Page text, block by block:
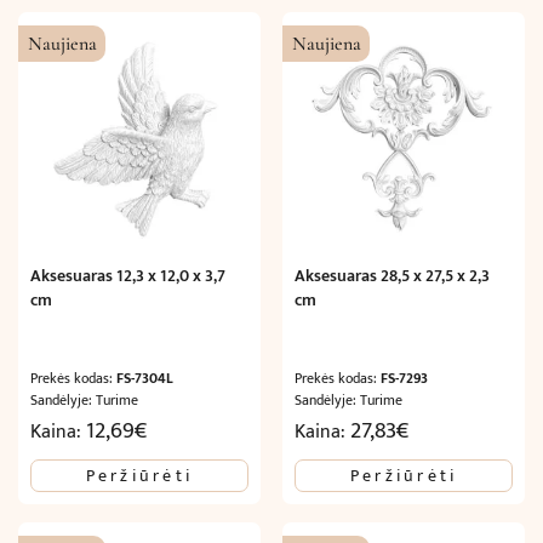
Naujiena
Aksesuaras 12,3 x 12,0 x 3,7
cm
Prekės kodas: FS-7304L
Sandėlyje: Turime
Kaina: 12,69€
Peržiūrėti
Naujiena
Aksesuaras 28,5 x 27,5 x 2,3
cm
Prekės kodas:FS-7293
Sandėlyje: Turime
Kaina: 27,83€
Peržiūrėti